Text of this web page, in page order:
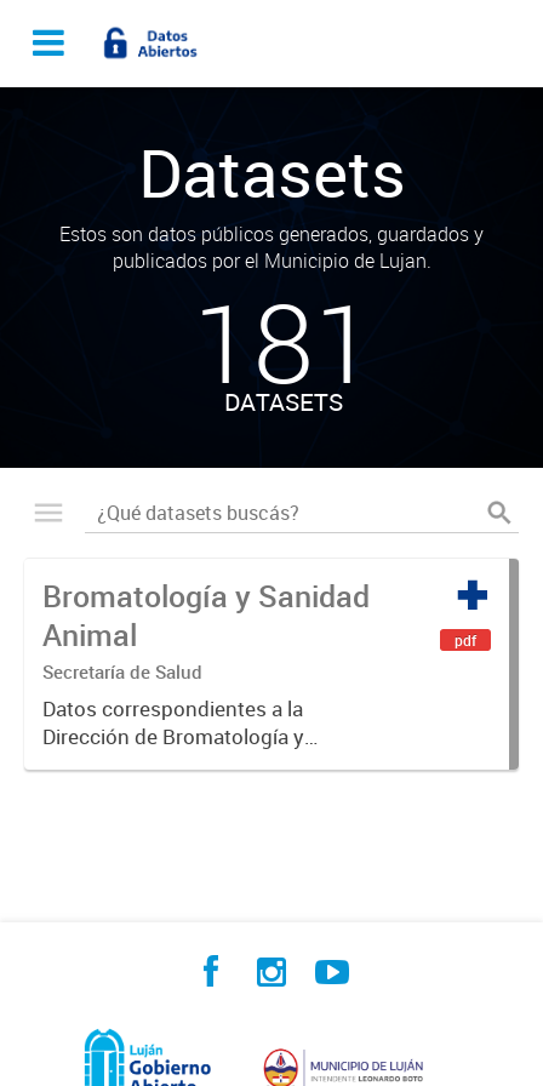
Datasets
Estos son datos públicos generados, guardados y
publicados por el Municipio de Lujan.
181
DATASETS
Bromatología y Sanidad
Animal
Secretaría de Salud
Datos correspondientes a la
Dirección de Bromatología y
Sanidad Animal.
pdf